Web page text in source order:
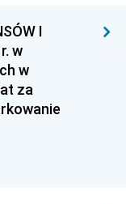
I
w
w
za